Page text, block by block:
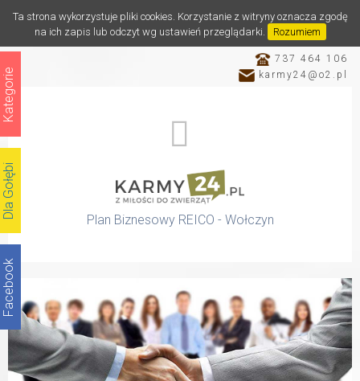
Ta strona wykorzystuje pliki cookies. Korzystanie z witryny oznacza zgodę
na ich zapis lub odczyt wg ustawień przeglądarki.
Rozumiem
737 464 106
karmy24@o2.pl
Plan Biznesowy REICO - Wołczyn
Katalog
Facebook
Dla Gołębi
Kategorie